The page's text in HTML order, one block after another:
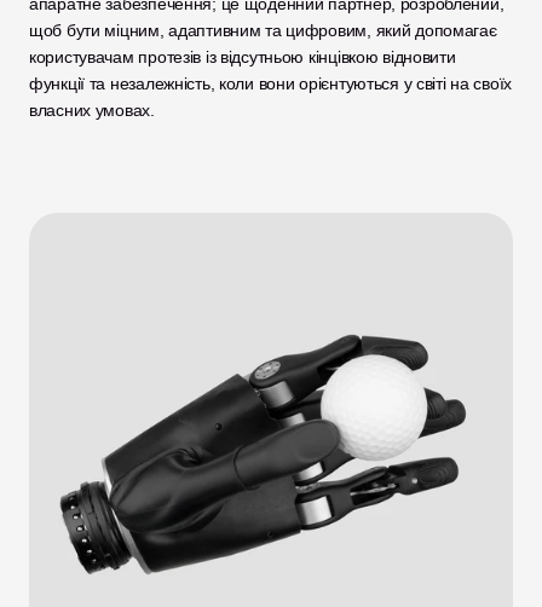
щоб бути міцним, адаптивним та цифровим, який допомагає
користувачам протезів із відсутньою кінцівкою відновити
функції та незалежність, коли вони орієнтуються у світі на своїх
власних умовах.